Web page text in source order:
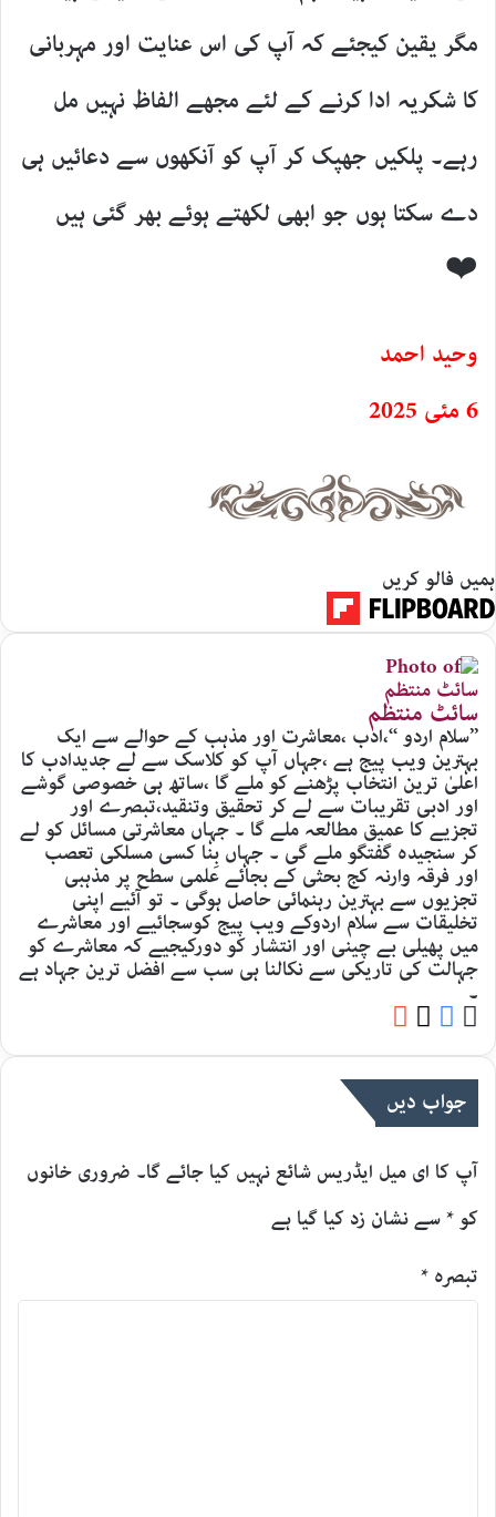
مگر یقین کیجئے کہ آپ کی اس عنایت اور مہربانی
کا شکریہ ادا کرنے کے لئے مجھے الفاظ نہیں مل
رہے۔ پلکیں جھپک کر آپ کو آنکھوں سے دعائیں ہی
دے سکتا ہوں جو ابھی لکھتے ہوئے بھر گئی ہیں
❤️
وحید احمد
6 مئی 2025
ہمیں فالو کریں
سائٹ منتظم
’’سلام اردو ‘‘،ادب ،معاشرت اور مذہب کے حوالے سے ایک
بہترین ویب پیج ہے ،جہاں آپ کو کلاسک سے لے جدیدادب کا
اعلیٰ ترین انتخاب پڑھنے کو ملے گا ،ساتھ ہی خصوصی گوشے
اور ادبی تقریبات سے لے کر تحقیق وتنقید،تبصرے اور
تجزیے کا عمیق مطالعہ ملے گا ۔ جہاں معاشرتی مسائل کو لے
کر سنجیدہ گفتگو ملے گی ۔ جہاں بِنا کسی مسلکی تعصب
اور فرقہ وارنہ کج بحثی کے بجائے علمی سطح پر مذہبی
تجزیوں سے بہترین رہنمائی حاصل ہوگی ۔ تو آئیے اپنی
تخلیقات سے سلام اردوکے ویب پیج کوسجائیے اور معاشرے
میں پھیلی بے چینی اور انتشار کو دورکیجیے کہ معاشرے کو
جہالت کی تاریکی سے نکالنا ہی سب سے افضل ترین جہاد ہے
۔
Website
Facebook
X
جواب دیں
آپ کا ای میل ایڈریس شائع نہیں کیا جائے گا۔ ضروری خانوں
کو *سے نشان زد کیا گیا ہے
تبصرہ *